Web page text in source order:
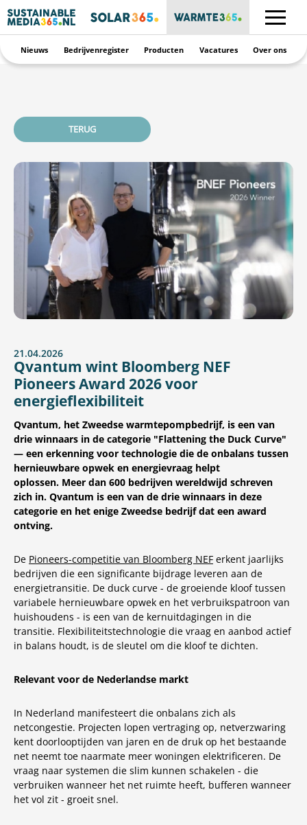
Nieuws Bedrijvenregister Producten Vacatures Over ons
TERUG
21.04.2026
Qvantum wint Bloomberg NEF
Pioneers Award 2026 voor
energieflexibiliteit
Qvantum, het Zweedse warmtepompbedrijf, is een van
drie winnaars in de categorie "Flattening the Duck Curve"
— een erkenning voor technologie die de onbalans tussen
hernieuwbare opwek en energievraag helpt
oplossen. Meer dan 600 bedrijven wereldwijd schreven
zich in. Qvantum is een van de drie winnaars in deze
categorie en het enige Zweedse bedrijf dat een award
ontving.
De Pioneers-competitie van Bloomberg NEF erkent jaarlijks
bedrijven die een significante bijdrage leveren aan de
energietransitie. De duck curve - de groeiende kloof tussen
variabele hernieuwbare opwek en het verbruikspatroon van
huishoudens - is een van de kernuitdagingen in die
transitie. Flexibiliteitstechnologie die vraag en aanbod actief
in balans houdt, is de sleutel om die kloof te dichten.
Relevant voor de Nederlandse markt
In Nederland manifesteert die onbalans zich als
netcongestie. Projecten lopen vertraging op, netverzwaring
kent doorlooptijden van jaren en de druk op het bestaande
net neemt toe naarmate meer woningen elektrificeren. De
vraag naar systemen die slim kunnen schakelen - die
verbruiken wanneer het net ruimte heeft, bufferen wanneer
het vol zit - groeit snel.